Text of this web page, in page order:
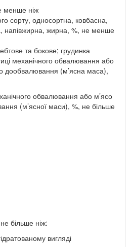
менше ніж
сорту, односортна, ковбасна,
напівжирна, жирна, %, не менше
та бокове; грудинка
механічного обвалювання або
дообвалювання (м’ясна маса),
обвалювання або м’ясо
(м’ясної маси), %, не більше
більше ніж:
вигляді